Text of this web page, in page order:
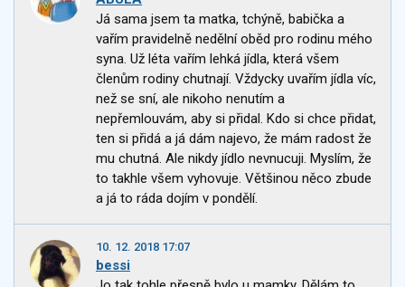
Já sama jsem ta matka, tchýně, babička a
vařím pravidelně nedělní oběd pro rodinu mého
syna. Už léta vařím lehká jídla, která všem
členům rodiny chutnají. Vždycky uvařím jídla víc,
než se sní, ale nikoho nenutím a
nepřemlouvám, aby si přidal. Kdo si chce přidat,
ten si přidá a já dám najevo, že mám radost že
mu chutná. Ale nikdy jídlo nevnucuji. Myslím, že
to takhle všem vyhovuje. Většinou něco zbude
a já to ráda dojím v pondělí.
10. 12. 2018 17:07
bessi